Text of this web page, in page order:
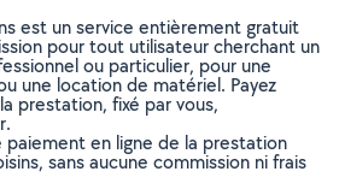
est un service entièrement gratuit
pour tout utilisateur cherchant un
ou particulier, pour une
une location de matériel. Payez
prestation, fixé par vous,
paiement en ligne de la prestation
sans aucune commission ni frais